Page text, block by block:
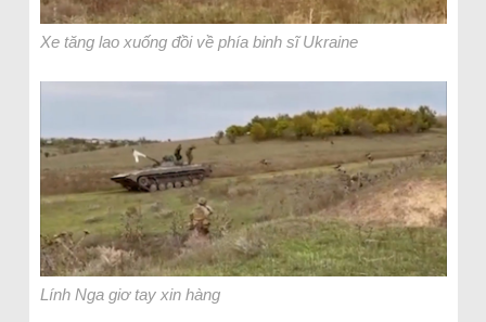
Xe tăng lao xuống đồi về phía binh sĩ Ukraine
Lính Nga giơ tay xin hàng